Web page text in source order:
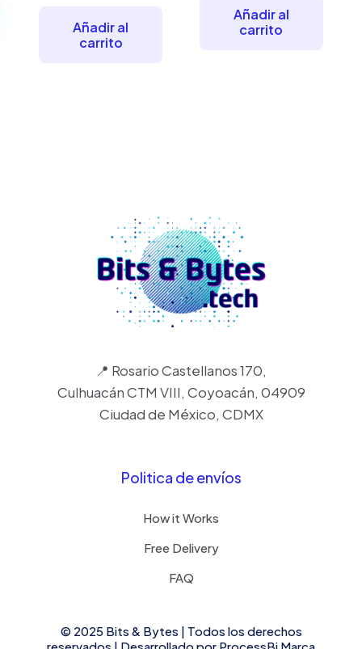
era:
$176.92.
Añadir al
carrito
era:
$380.83.
Añadir al
carrito
📍 Rosario Castellanos 170,
Culhuacán CTM VIII, Coyoacán, 04909
Ciudad de México, CDMX
Politica de envíos
How it Works
Free Delivery
FAQ
© 2025 Bits & Bytes | Todos los derechos